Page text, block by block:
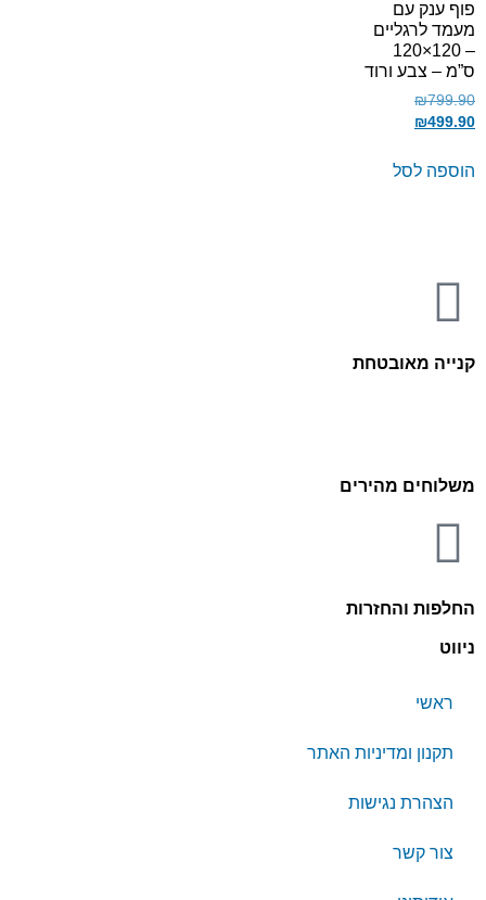
פוף ענק עם
מעמד לרגליים
– 120×120
ס”מ – צבע ורוד
₪799.90
₪499.90
הוספה לסל
קנייה מאובטחת
משלוחים מהירים
החלפות והחזרות
ניווט
ראשי
תקנון ומדיניות האתר
הצהרת נגישות
צור קשר